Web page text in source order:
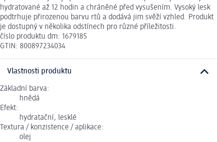
hydratované až 12 hodin a chráněné před vysušením. Vysoký lesk
podtrhuje přirozenou barvu rtů a dodává jim svěží vzhled. Produkt
je dostupný v několika odstínech pro různé příležitosti.
číslo produktu dm: 1679185
GTIN: 800897234034
Vlastnosti produktu
Základní barva:
hnědá
Efekt:
hydratační, lesklé
Textura / konzistence / aplikace:
olej